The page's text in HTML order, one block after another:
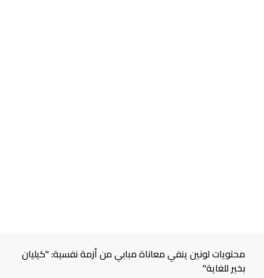
محتويات لونين ينفي معاناة مبابي من أزمة نفسية: "كيليان
بخير للغاية"